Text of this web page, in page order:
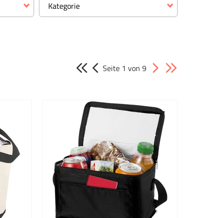
Kategorie
Accessoires mit Logo
Autozubehör Werbeartikel
Babys und Kleinkinder
Becher & Tassen
Beliebte Werbeartikel
Bonbons
Seite 1 von 9